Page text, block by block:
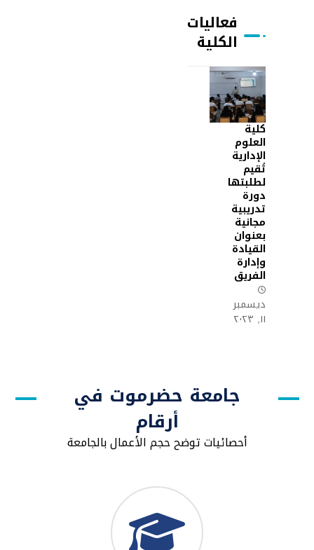
فعاليات
الكلية
كلية
العلوم
الإدارية
تُقيم
لطلبتها
دورة
تدريبية
مجانية
بعنوان
القيادة
وإدارة
الفريق
ديسمبر
١١, ٢٠٢٣
جامعة حضرموت في
أرقام
أحصائيات توضح حجم الأعمال بالجامعة